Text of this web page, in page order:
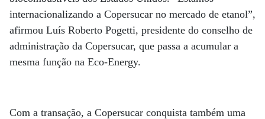
internacionalizando a Copersucar no mercado de etanol”,
afirmou Luís Roberto Pogetti, presidente do conselho de
administração da Copersucar, que passa a acumular a
mesma função na Eco-Energy.
Com a transação, a Copersucar conquista também uma